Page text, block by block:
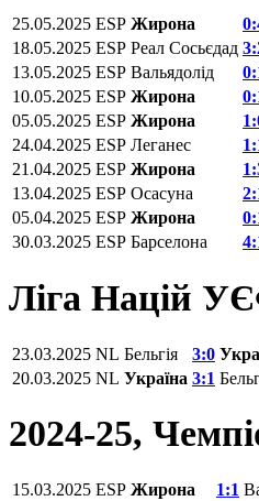
25.05.2025 ESP Жирона
18.05.2025 ESP Реал Сосьєдад
13.05.2025 ESP Вальядолід
10.05.2025 ESP Жирона
05.05.2025 ESP Жирона
24.04.2025 ESP Леганес
21.04.2025 ESP Жирона
13.04.2025 ESP Осасуна
05.04.2025 ESP Жирона
30.03.2025 ESP Барселона
Ліга Націй
23.03.2025 NL Бельгія 3:0
20.03.2025 NL Україна 3:1
2024-25,
15.03.2025 ESP Жирона 1:1